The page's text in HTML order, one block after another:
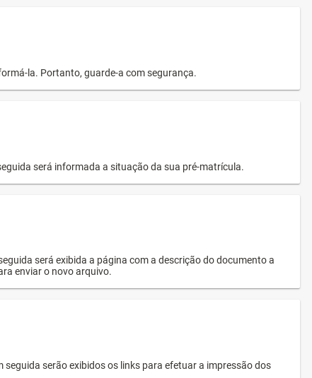
la. Portanto, guarde-a com segurança.
será informada a situação da sua pré-matrícula.
será exibida a página com a descrição do documento a
enviar o novo arquivo.
serão exibidos os links para efetuar a impressão dos